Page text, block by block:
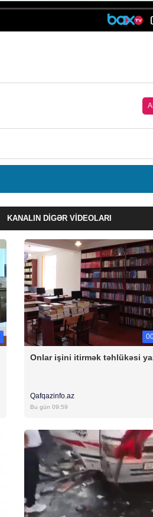
KANALIN DIGƏR VIDEOLARI
Onlar işini itirmək təhlükəsi
Qafqazinfo.az
Bu gün 09:59